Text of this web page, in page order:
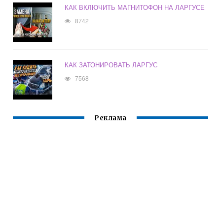
КАК ВКЛЮЧИТЬ МАГНИТОФОН НА ЛАРГУСЕ
8742
КАК ЗАТОНИРОВАТЬ ЛАРГУС
7568
Реклама